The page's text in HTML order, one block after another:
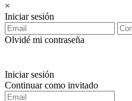
×
Iniciar sesión
Olvidé mi contraseña
Iniciar sesión
Continuar como invitado